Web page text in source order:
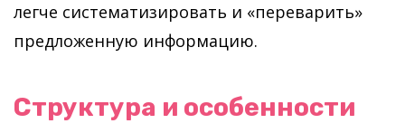
легче систематизировать и «переварить»
предложенную информацию.
Структура и особенности